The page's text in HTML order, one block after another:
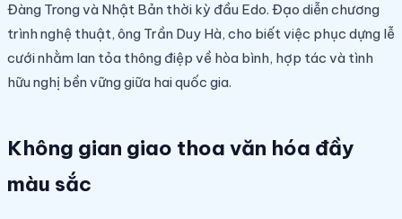
Đàng Trong và Nhật Bản thời kỳ đầu Edo. Đạo diễn chương
trình nghệ thuật, ông Trần Duy Hà, cho biết việc phục dựng lễ
cưới nhằm lan tỏa thông điệp về hòa bình, hợp tác và tình
hữu nghị bền vững giữa hai quốc gia.
Không gian giao thoa văn hóa đầy
màu sắc